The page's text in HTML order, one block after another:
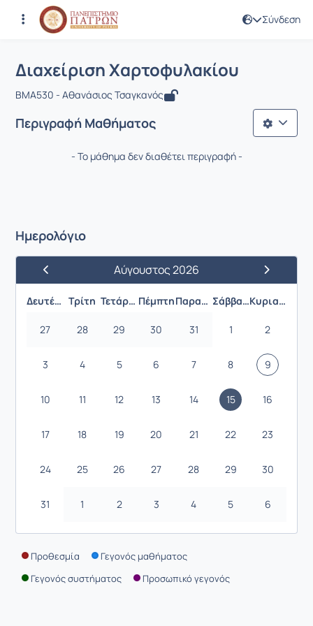
Σύνδεση
Αρχική Σελίδα
Μάθημα : Διαχείριση Χαρτοφυλακίου
Κωδικός : BMA530
Διαχείριση Χαρτοφυλακίου
BMA530 - Αθανάσιος Τσαγκανός
Περιγραφή Μαθήματος
- Το μάθημα δεν διαθέτει περιγραφή -
Ημερολόγιο
Προηγούμενος ΜήναςΑύγουστος 2026
Επόμενος
Δευτέρα Τρίτη Τετάρτη Πέμπτη Παρασκευή Σάββατο Κυριακή
27 28 29 30 31 1 2
3 4 5 6 7 8 9
10 11 12 13 14 15 16
17 18 19 20 21 22 23
24 25 26 27 28 29 30
31 1 2 3 4 5 6
Προθεσμία
Γεγονός μαθήματος
Γεγονός συστήματος
Προσωπικό γεγονός